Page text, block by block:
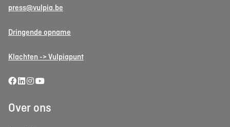
press@vulpia.be
Dringende opname
Klachten -> Vulpiapunt
Over ons